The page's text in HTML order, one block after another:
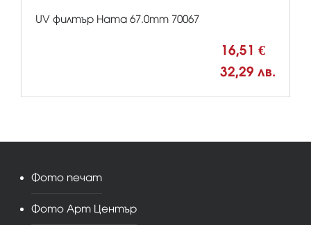
UV филтър Hama 67.0mm 70067
16,51 €
32,29 лв.
Фото печат
Фото Арт Център